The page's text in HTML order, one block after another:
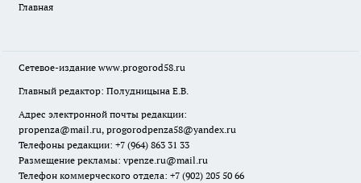
Главная
Сетевое-издание www.progorod58.ru
Главный редактор: Полудницына Е.В.
Адрес электронной почты редакции:
propenza@mail.ru, progorodpenza58@yandex.ru
Телефоны редакции: +7 (964) 863 31 33
Размещение рекламы: vpenze.ru@mail.ru
Телефон коммерческого отдела: +7 (902) 205 50 66